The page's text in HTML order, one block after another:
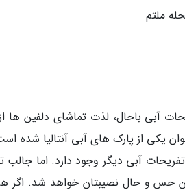
ملتم
آبی باحال، لذت تماشای دلفین ها
یکی از پارک های آبی آنتالیا شده
حس و حال نصیبتان خواهد شد. اگر